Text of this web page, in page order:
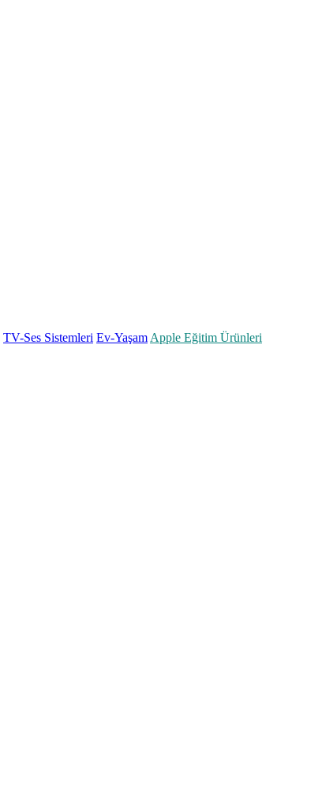
TV-Ses Sistemleri Ev-Yaşam Apple Eğitim Ürünleri